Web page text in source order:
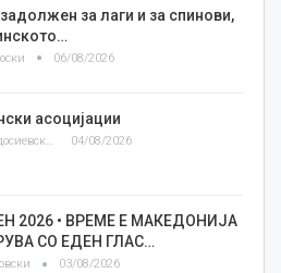
за лаги и за спинови,
06/08/2026
асоцијации
Златко Теодосиевски 04/08/2026
2026 • ВРЕМЕ Е МАКЕДОНИЈА
СО ЕДЕН ГЛАС…
03/08/2026